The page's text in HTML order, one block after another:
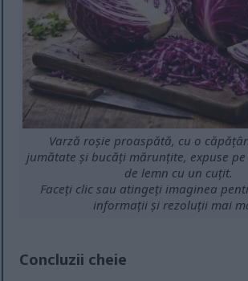
Varză roșie proaspătă, cu o
jumătate și bucăți mărunțite, expuse
de lemn cu un cuțit.
Faceți clic sau atingeți imaginea
informații și rezoluții mai
Concluzii cheie